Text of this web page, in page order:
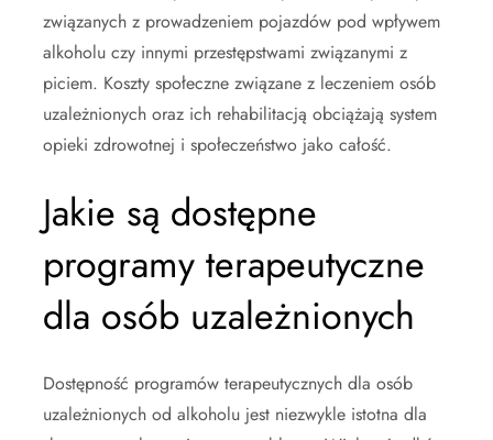
związanych z prowadzeniem pojazdów pod wpływem
alkoholu czy innymi przestępstwami związanymi z
piciem. Koszty społeczne związane z leczeniem osób
uzależnionych oraz ich rehabilitacją obciążają system
opieki zdrowotnej i społeczeństwo jako całość.
Jakie są dostępne
programy terapeutyczne
dla osób uzależnionych
Dostępność programów terapeutycznych dla osób
uzależnionych od alkoholu jest niezwykle istotna dla